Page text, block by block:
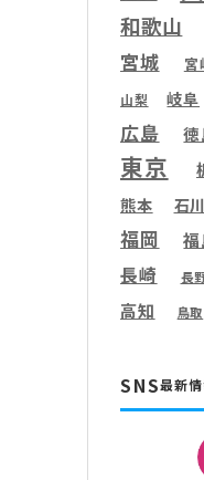
和歌山
宮城 宮
山梨 岐阜
広島 徳
東京
熊本 石川
福岡 福
長崎 長
高知 鳥取
SNS最新